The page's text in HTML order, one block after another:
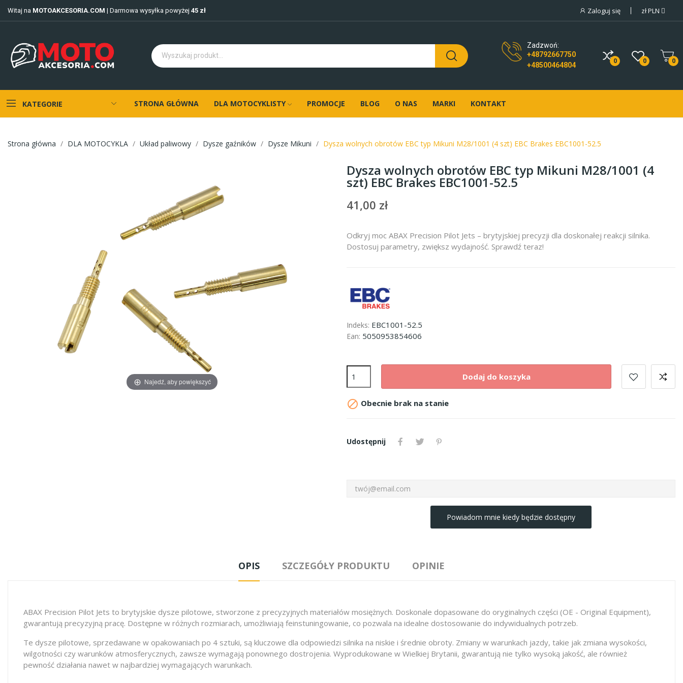
Witaj na MOTOAKCESORIA.COM | Darmowa wysyłka powyżej 45 zł Zaloguj się złPLN
Zadzwoń:
+48792667750
+48500464804
0 0 0
KATEGORIE STRONA GŁÓWNA DLA MOTOCYKLISTY PROMOCJE BLOG O NAS MARKI KONTAKT
Strona główna DLA MOTOCYKLA Układ paliwowy Dysze gaźników Dysze Mikuni Dysza wolnych obrotów EBC typ Mikuni M28/1001 (4 szt) EBC Brakes EBC1001-52.5
Najedź, aby powiększyć
Dysza wolnych obrotów EBC typ Mikuni M28/1001 (4
szt) EBC Brakes EBC1001-52.5
41,00 zł
Odkryj moc ABAX Precision Pilot Jets – brytyjskiej precyzji dla doskonałej reakcji silnika.
Dostosuj parametry, zwiększ wydajność. Sprawdź teraz!
Indeks: EBC1001-52.5
Ean: 5050953854606
Dodaj do koszyka
 Obecnie brak na stanie
Udostępnij
Powiadom mnie kiedy będzie dostępny
OPIS SZCZEGÓŁY PRODUKTU OPINIE
ABAX Precision Pilot Jets to brytyjskie dysze pilotowe, stworzone z precyzyjnych materiałów mosiężnych. Doskonale dopasowane do oryginalnych części (OE - Original Equipment),
gwarantują precyzyjną pracę. Dostępne w różnych rozmiarach, umożliwiają feinstuningowanie, co pozwala na idealne dostosowanie do indywidualnych potrzeb.
Te dysze pilotowe, sprzedawane w opakowaniach po 4 sztuki, są kluczowe dla odpowiedzi silnika na niskie i średnie obroty. Zmiany w warunkach jazdy, takie jak zmiana wysokości,
wilgotności czy warunków atmosferycznych, zawsze wymagają ponownego dostrojenia. Wyprodukowane w Wielkiej Brytanii, gwarantują nie tylko wysoką jakość, ale również
pewność działania nawet w najbardziej wymagających warunkach.